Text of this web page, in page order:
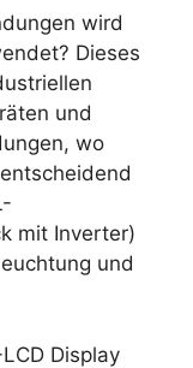
wird
Dieses
und
wo
mit Inverter)
und
Display